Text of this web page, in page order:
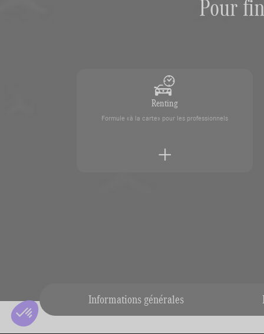
Informations générales
Pour
Renting
Formule «à la carte» pour les professionnels